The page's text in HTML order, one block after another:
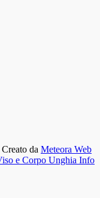
da Meteora Web
e Corpo Unghia Info